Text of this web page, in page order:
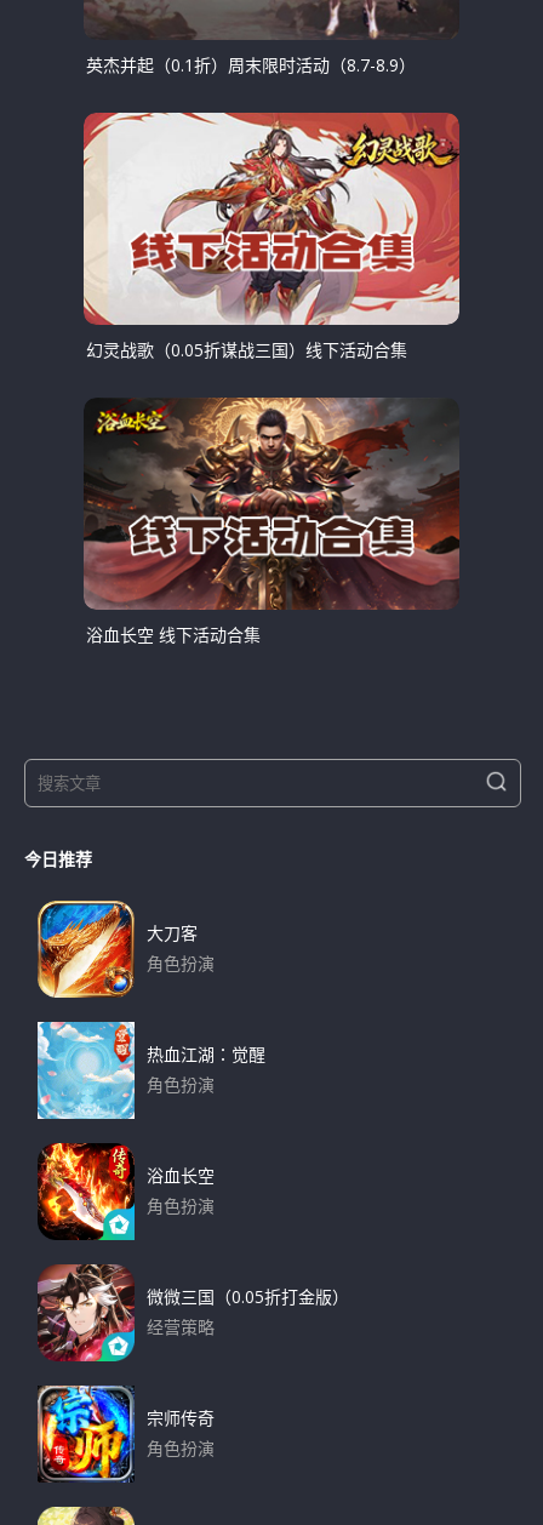
英杰并起（0.1折）周末限时活动（8.7-8.9）
幻灵战歌（0.05折谋战三国）线下活动合集
浴血长空 线下活动合集
e
r
S
e
今日推荐
大刀客
角色扮演
热血江湖：觉醒
角色扮演
浴血长空
角色扮演
微微三国（0.05折打金版）
经营策略
宗师传奇
角色扮演